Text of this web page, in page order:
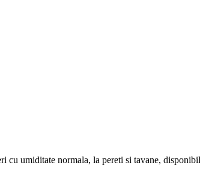
cu umiditate normala, la pereti si tavane,